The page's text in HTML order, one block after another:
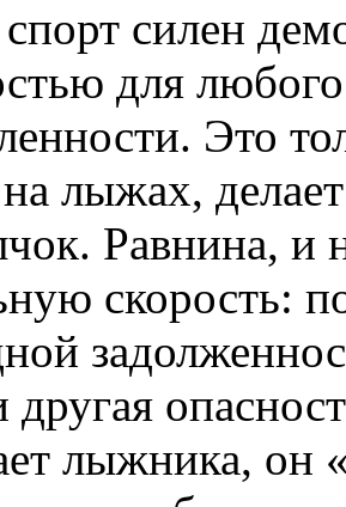
силен
для
Это
лыжах,
Равнина, и
скорость:
другая
лыжника, он